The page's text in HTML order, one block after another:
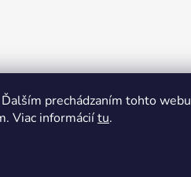
prechádzaním tohto webu
Viac informáciítu.